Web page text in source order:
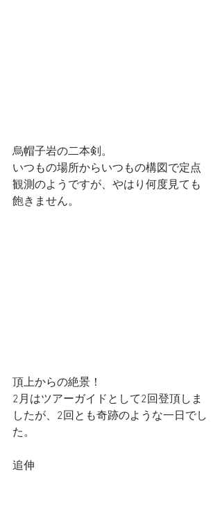
烏帽子岩の二本剣。
いつもの場所からいつもの構図で定点
観測のようですが、やはり何度見ても
飽きません。
頂上からの絶景！
2月はツアーガイドとして2回登頂しま
したが、2回とも奇跡のような一日でし
た。
追伸